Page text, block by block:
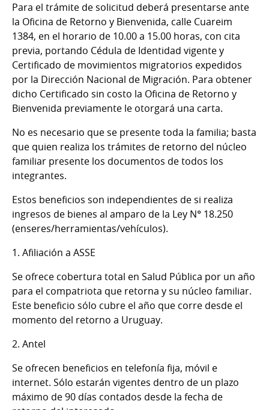
Para el trámite de solicitud deberá presentarse ante
la Oficina de Retorno y Bienvenida, calle Cuareim
1384, en el horario de 10.00 a 15.00 horas, con cita
previa, portando Cédula de Identidad vigente y
Certificado de movimientos migratorios expedidos
por la Dirección Nacional de Migración. Para obtener
dicho Certificado sin costo la Oficina de Retorno y
Bienvenida previamente le otorgará una carta.
No es necesario que se presente toda la familia; basta
que quien realiza los trámites de retorno del núcleo
familiar presente los documentos de todos los
integrantes.
Estos beneficios son independientes de si realiza
ingresos de bienes al amparo de la Ley N° 18.250
(enseres/herramientas/vehículos).
1. Afiliación a ASSE
Se ofrece cobertura total en Salud Pública por un año
para el compatriota que retorna y su núcleo familiar.
Este beneficio sólo cubre el año que corre desde el
momento del retorno a Uruguay.
2. Antel
Se ofrecen beneficios en telefonía fija, móvil e
internet. Sólo estarán vigentes dentro de un plazo
máximo de 90 días contados desde la fecha de